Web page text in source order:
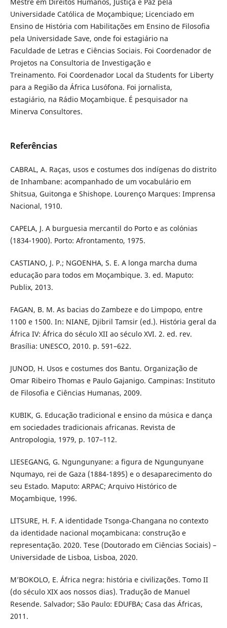
Universidade Católica de Moçambique; Licenciado em
Ensino de História com Habilitações em Ensino de Filosofia
pela Universidade Save, onde foi estagiário na
Faculdade de Letras e Ciências Sociais. Foi Coordenador de
Projetos na Consultoria de Investigação e
Treinamento. Foi Coordenador Local da Students for Liberty
para a Região da África Lusófona. Foi jornalista,
estagiário, na Rádio Moçambique. É pesquisador na
Minerva Consultores.
Referências
CABRAL, A. Raças, usos e costumes dos indígenas do distrito
de Inhambane: acompanhado de um vocabulário em
Shitsua, Guitonga e Shishope. Lourenço Marques: Imprensa
Nacional, 1910.
CAPELA, J. A burguesia mercantil do Porto e as colónias
(1834-1900). Porto: Afrontamento, 1975.
CASTIANO, J. P.; NGOENHA, S. E. A longa marcha duma
educação para todos em Moçambique. 3. ed. Maputo:
Publix, 2013.
FAGAN, B. M. As bacias do Zambeze e do Limpopo, entre
1100 e 1500. In: NIANE, Djibril Tamsir (ed.). História geral da
África IV: África do século XII ao século XVI. 2. ed. rev.
Brasília: UNESCO, 2010. p. 591–622.
JUNOD, H. Usos e costumes dos Bantu. Organização de
Omar Ribeiro Thomas e Paulo Gajanigo. Campinas: Instituto
de Filosofia e Ciências Humanas, 2009.
KUBIK, G. Educação tradicional e ensino da música e dança
em sociedades tradicionais africanas. Revista de
Antropologia, 1979, p. 107–112.
LIESEGANG, G. Ngungunyane: a figura de Ngungunyane
Nqumayo, rei de Gaza (1884-1895) e o desaparecimento do
seu Estado. Maputo: ARPAC; Arquivo Histórico de
Moçambique, 1996.
LITSURE, H. F. A identidade Tsonga-Changana no contexto
da identidade nacional moçambicana: construção e
representação. 2020. Tese (Doutorado em Ciências Sociais) –
Universidade de Lisboa, Lisboa, 2020.
M’BOKOLO, E. África negra: história e civilizações. Tomo II
(do século XIX aos nossos dias). Tradução de Manuel
Resende. Salvador; São Paulo: EDUFBA; Casa das Áfricas,
2011.